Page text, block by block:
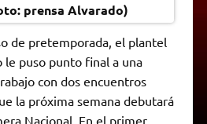
prensa Alvarado)
de pretemporada, el plantel
puso punto final a una
con dos encuentros
la próxima semana debutará
Nacional. En el primer